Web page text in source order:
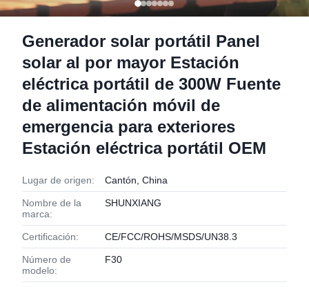
Generador solar portátil Panel
solar al por mayor Estación
eléctrica portátil de 300W Fuente
de alimentación móvil de
emergencia para exteriores
Estación eléctrica portátil OEM
Lugar de origen: Cantón, China
Nombre de la
marca:
SHUNXIANG
Certificación: CE/FCC/ROHS/MSDS/UN38.3
Número de
modelo:
F30